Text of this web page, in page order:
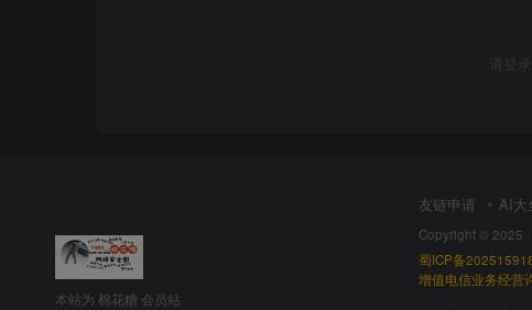
请登
本站为 棉花糖 会员站
友链申请 AI大
Copyright © 2025 ·
蜀ICP备
增值电信业务经营